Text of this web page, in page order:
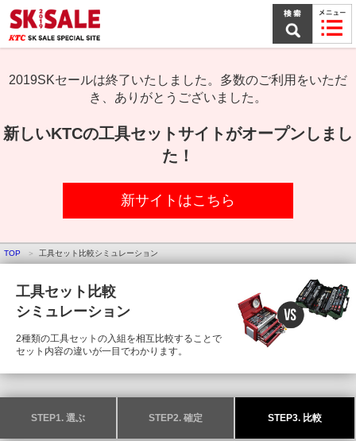
文
ま
で
キ2019SKセールは終了いたしました。多数のご利用をいただ
き、ありがとうございました。
新しいKTCの工具セットサイトがオープンしまし
た！
新サイトはこちら
TOP 工具セット比較シミュレーション
工具セット比較
シミュレーション
2種類の工具セットの入組を相互比較することで
セット内容の違いが一目でわかります。
STEP1. 選ぶ STEP2. 確定 STEP3. 比較